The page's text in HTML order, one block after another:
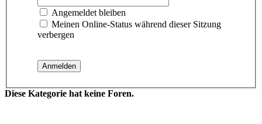
Angemeldet bleiben
Meinen Online-Status während dieser Sitzung
verbergen
Diese Kategorie hat keine Foren.